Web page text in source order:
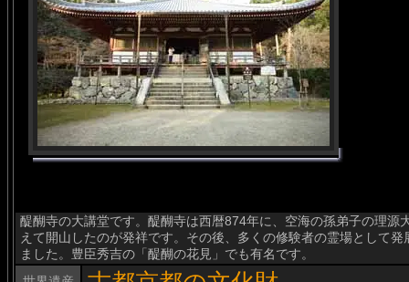
醍醐寺の大講堂です。醍醐寺は西暦874年に、空海の孫弟子の理源
えて開山したのが発祥です。その後、多くの修験者の霊場として
ました。豊臣秀吉の「醍醐の花見」でも有名です。